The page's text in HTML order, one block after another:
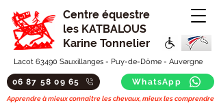
Centre équestre
les KATBALOUS
Karine Tonnelier
Lacot 63490 Sauxillanges - Puy-de-Dôme - Auvergne
06 87 58 09 65 WhatsApp
Apprendre à mieux connaitre les chevaux, mieux les comprendre